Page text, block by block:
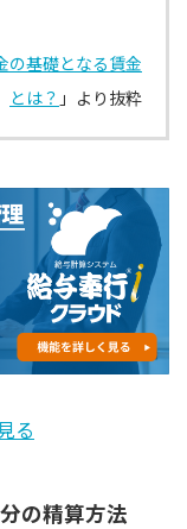
の基礎となる賃金
とは？ 」より抜粋
る
の精算方法